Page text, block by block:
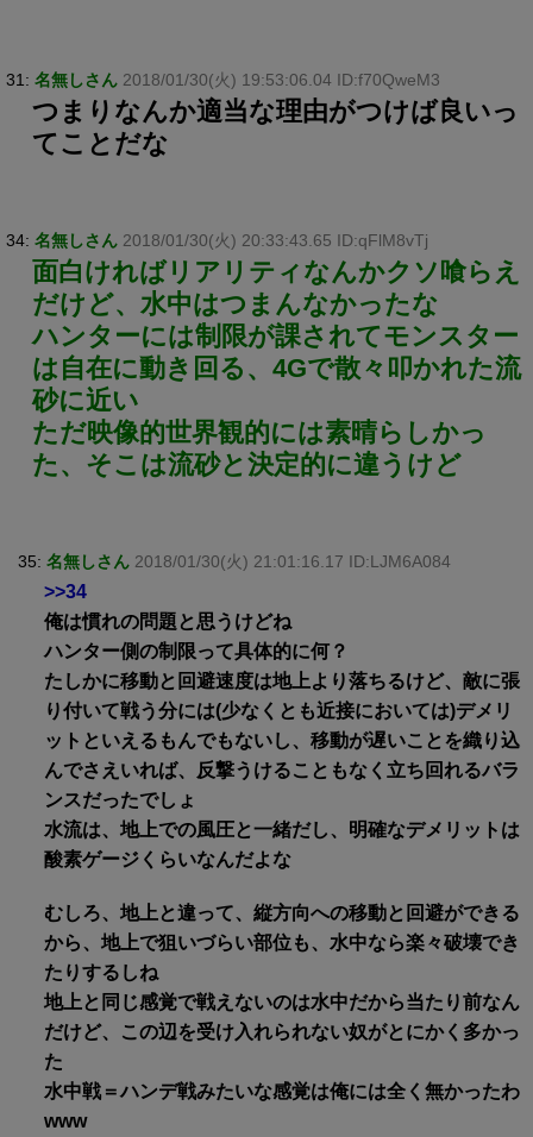
31: 名無しさん 2018/01/30(火) 19:53:06.04 ID:f70QweM3
つまりなんか適当な理由がつけば良いっ
てことだな
34: 名無しさん 2018/01/30(火) 20:33:43.65 ID:qFlM8vTj
面白ければリアリティなんかクソ喰らえ
だけど、水中はつまんなかったな
ハンターには制限が課されてモンスター
は自在に動き回る、4Gで散々叩かれた流
砂に近い
ただ映像的世界観的には素晴らしかっ
た、そこは流砂と決定的に違うけど
35: 名無しさん 2018/01/30(火) 21:01:16.17 ID:LJM6A084
>>34
俺は慣れの問題と思うけどね
ハンター側の制限って具体的に何？
たしかに移動と回避速度は地上より落ちるけど、敵に張
り付いて戦う分には(少なくとも近接においては)デメリ
ットといえるもんでもないし、移動が遅いことを織り込
んでさえいれば、反撃うけることもなく立ち回れるバラ
ンスだったでしょ
水流は、地上での風圧と一緒だし、明確なデメリットは
酸素ゲージくらいなんだよな
むしろ、地上と違って、縦方向への移動と回避ができる
から、地上で狙いづらい部位も、水中なら楽々破壊でき
たりするしね
地上と同じ感覚で戦えないのは水中だから当たり前なん
だけど、この辺を受け入れられない奴がとにかく多かっ
た
水中戦＝ハンデ戦みたいな感覚は俺には全く無かったわ
www